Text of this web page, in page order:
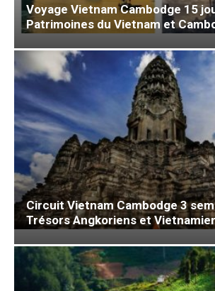
Voyage Vietnam Cambodge 15
Patrimoines du Vietnam et
Circuit Vietnam Cambodge 3
Trésors Angkoriens et